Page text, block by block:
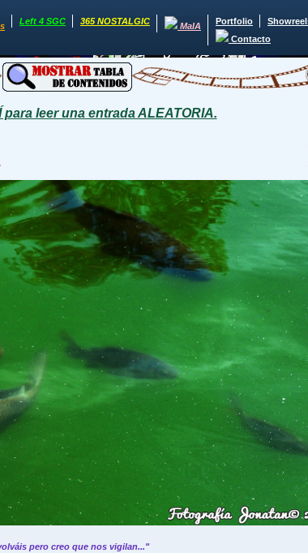
Left 4 SGC 365 NOSTALGIC MaIA Portfolio
Contacto
para leer una entrada ALEATORIA.
pero creo que nos vigilan..."